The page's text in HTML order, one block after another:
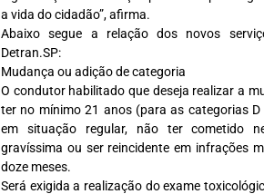
a vida do cidadão”, afirma.
Abaixo segue a relação dos novos
Detran.SP:
Mudança ou adição de categoria
O condutor habilitado que deseja realizar a
ter no mínimo 21 anos (para as categorias
em situação regular, não ter cometido
gravíssima ou ser reincidente em infrações
doze meses.
Será exigida a realização do exame